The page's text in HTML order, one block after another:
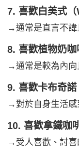
7. 喜歡白美式
→通常是直言不諱
8. 喜歡植物奶
→通常是較為內向
9. 喜歡卡布奇諾
→對於自身生活感
10. 喜歡拿鐵咖
→受人喜歡、討喜